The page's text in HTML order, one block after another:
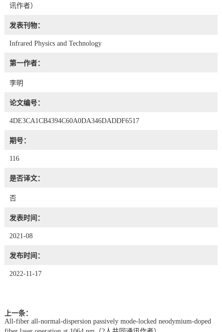
讯作者）
发表刊物：
Infrared Physics and Technology
第一作者：
李明
论文编号：
4DE3CA1CB4394C60A0DA346DADDF6517
期号：
116
是否译文：
否
发表时间：
2021-08
发布时间：
2022-11-17
上一条：
All-fiber all-normal-dispersion passively mode-locked neodymium-doped